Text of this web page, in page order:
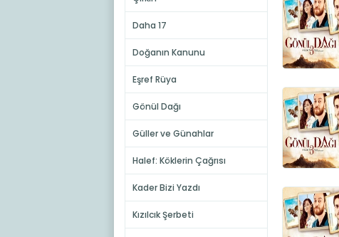
Daha 17
Doğanın Kanunu
Eşref Rüya
Gönül Dağı
Güller ve Günahlar
Halef: Köklerin Çağrısı
Kader Bizi Yazdı
Kızılcık Şerbeti